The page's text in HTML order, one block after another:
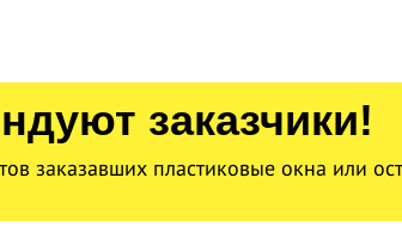
заказчики!
заказавших пластиковые окна или